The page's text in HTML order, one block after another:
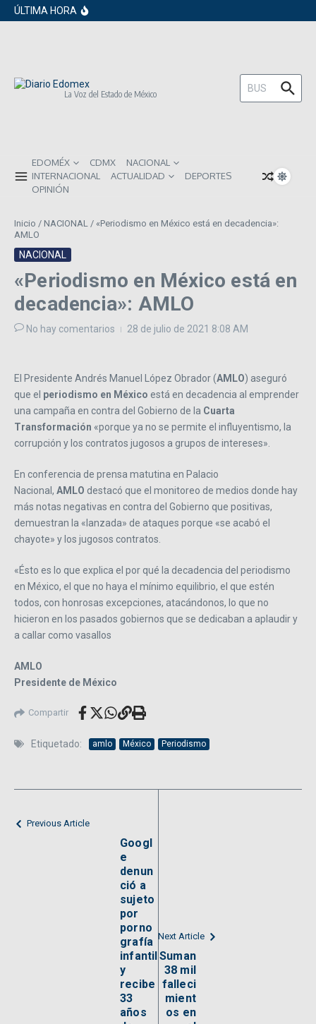
Saltar al contenido
ÚLTIMA HORA
inversionistas extranjeros; emite nueva
comunes entre los mexicanos
La Voz del Estado de México
Buscar:
EDOMÉX CDMX
NACIONAL
INTERNACIONAL
ACTUALIDAD
DEPORTES
OPINIÓN
Inicio / NACIONAL / «Periodismo en México está en decadencia»:
AMLO
NACIONAL
«Periodismo en México está en
decadencia»: AMLO
No hay comentarios 28 de julio de 2021 8:08 AM
El Presidente Andrés Manuel López Obrador (AMLO) aseguró
que el periodismo en México está en decadencia al emprender
una campaña en contra del Gobierno de la Cuarta
Transformación «porque ya no se permite el influyentismo, la
corrupción y los contratos jugosos a grupos de intereses».
En conferencia de prensa matutina en Palacio
Nacional, AMLO destacó que el monitoreo de medios donde hay
más notas negativas en contra del Gobierno que positivas,
demuestran la «lanzada» de ataques porque «se acabó el
chayote» y los jugosos contratos.
«Ésto es lo que explica el por qué la decadencia del periodismo
en México, el que no haya el mínimo equilibrio, el que estén
todos, con honrosas excepciones, atacándonos, lo que no
hicieron en los pasados gobiernos que se dedicaban a aplaudir y
a callar como vasallos
AMLO
​Presidente de México
Compartir
Etiquetado: amlo México Periodismo
Previous Article
Googl
e
denun
ció a
sujeto
por
porno
grafía
infantil
y
recibe
33
años
Next Article
Suman
38 mil
falleci
mient
os en